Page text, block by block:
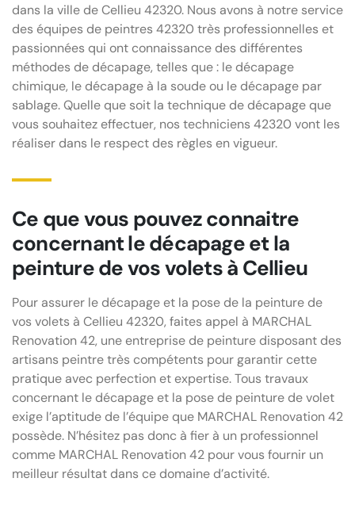
dans la ville de Cellieu 42320. Nous avons à notre service
des équipes de peintres 42320 très professionnelles et
passionnées qui ont connaissance des différentes
méthodes de décapage, telles que : le décapage
chimique, le décapage à la soude ou le décapage par
sablage. Quelle que soit la technique de décapage que
vous souhaitez effectuer, nos techniciens 42320 vont les
réaliser dans le respect des règles en vigueur.
Ce que vous pouvez connaitre
concernant le décapage et la
peinture de vos volets à Cellieu
Pour assurer le décapage et la pose de la peinture de
vos volets à Cellieu 42320, faites appel à MARCHAL
Renovation 42, une entreprise de peinture disposant des
artisans peintre très compétents pour garantir cette
pratique avec perfection et expertise. Tous travaux
concernant le décapage et la pose de peinture de volet
exige l’aptitude de l’équipe que MARCHAL Renovation 42
possède. N’hésitez pas donc à fier à un professionnel
comme MARCHAL Renovation 42 pour vous fournir un
meilleur résultat dans ce domaine d’activité.